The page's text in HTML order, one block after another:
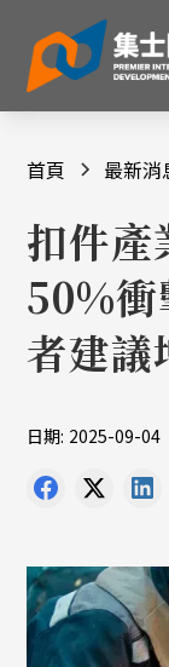
首頁 最新消
扣件產
50%衝
者建議
日期: 2025-09-04